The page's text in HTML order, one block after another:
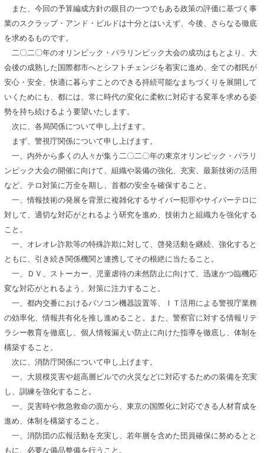
また、今回の予算編成方針の眼目の一つでもある政策の評価に基づく事
業のスクラップ・アンド・ビルドは十分とはいえず、今後、さらなる徹底
を求めるものです。
二〇二〇年のオリンピック・パラリンピック大会の成功はもとより、大
会後の成熟した国際都市へとシフトチェンジを着実に進め、全ての都民が
安心・安全、快適に暮らすことのできる持続可能なまちづくりを展開して
いくためにも、都には、常に時代の変化に柔軟に対応する変革を求める姿
勢を持ち続けるよう要望いたします。
次に、各局関係について申し上げます。
まず、警視庁関係について申し上げます。
一、内外から多くの人々が集う二〇二〇年の東京オリンピック・パラリ
ンピック大会の開催に向けて、組織や装備の強化、充実、最新技術の活用
など、テロ対策に万全を期し、首都の安全を確保すること。
一、情報技術の発展を背景に複雑化するサイバー犯罪やサイバーテロに
対して、適切な対応がとれるよう研究を進め、技術力と組織力を強化する
こと。
一、オレオレ詐欺等の特殊詐欺に対して、啓発活動を継続、強化すると
ともに、引き続き関係機関と連携してその根絶に当たること。
一、ＤＶ、ストーカー、児童虐待の未然防止に向けて、迅速かつ臨機応
変な対応がとれるよう、対策に注力すること。
一、都内交番におけるパソコン機器設置等、ＩＴ活用による警視庁業務
の効率化、情報共有化を推し進めること。また、警察官に対する情報リテ
ラシー教育を徹底し、個人情報漏えい防止に向けた指導を徹底し、体制を
構築すること。
次に、消防庁関係について申し上げます。
一、大規模災害や超高層ビルでの火災などに対応するための装備を充実
し、訓練を強化すること。
一、災害時や救急救命の面から、東京の国際化に対応できる人材育成を
進め、体制を構築すること。
一、消防団の広報活動を充実し、若年層を含めた団員確保に努めるとと
もに、必要な備品整備を行うこと。